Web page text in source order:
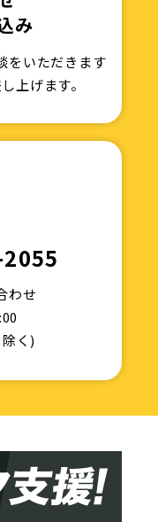
み
をいただきます
上げます。
わせ
く)